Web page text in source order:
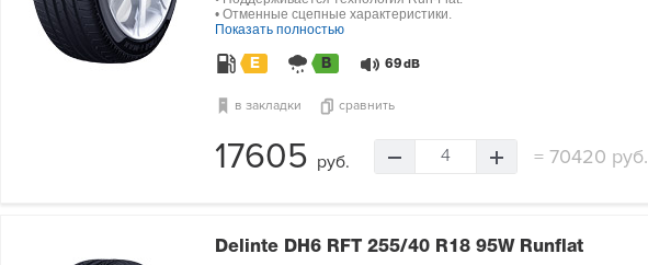
• Отменные сцепные характеристики.
Показать полностью
E B 69 dB
в закладки сравнить
17605 руб. 4 =70420 руб.
Delinte DH6 RFT 255/40 R18 95W Runflat